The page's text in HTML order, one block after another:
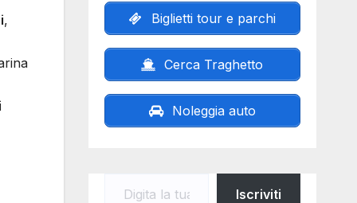
, Biglietti tour e parchi
Cerca Traghetto
Noleggia auto
Iscriviti